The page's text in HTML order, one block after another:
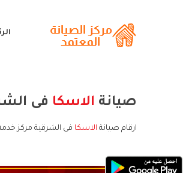
صيانة الاسكا فى
ارقام صيانة الاسكا فى الشرقية مركز